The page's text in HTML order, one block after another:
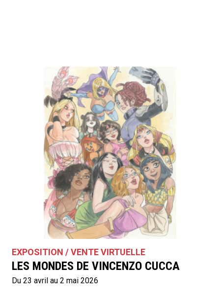
EXPOSITION / VENTE VIRTUELLE
LES MONDES DE VINCENZO CUCCA
Du 23 avril au 2 mai 2026